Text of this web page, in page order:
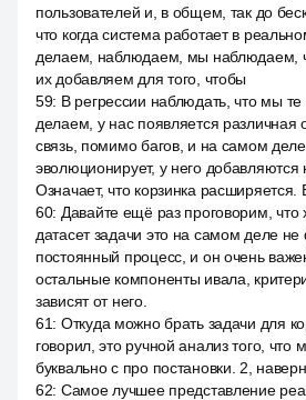
пользователей и, в общем, так до
что когда система работает в
делаем, наблюдаем, мы наблюдаем,
их добавляем для того, чтобы
59: В регрессии наблюдать, что мы
делаем, у нас появляется различная
связь, помимо багов, и на самом
эволюционирует, у него добавляются
Означает, что корзинка
60: Давайте ещё раз проговорим,
датасет задачи это на самом деле
постоянный процесс, и он очень
остальные компоненты ивала,
зависят от него.
61: Откуда можно брать задачи для
говорил, это ручной анализ того,
буквально с про постановки. 2,
62: Самое лучшее представление